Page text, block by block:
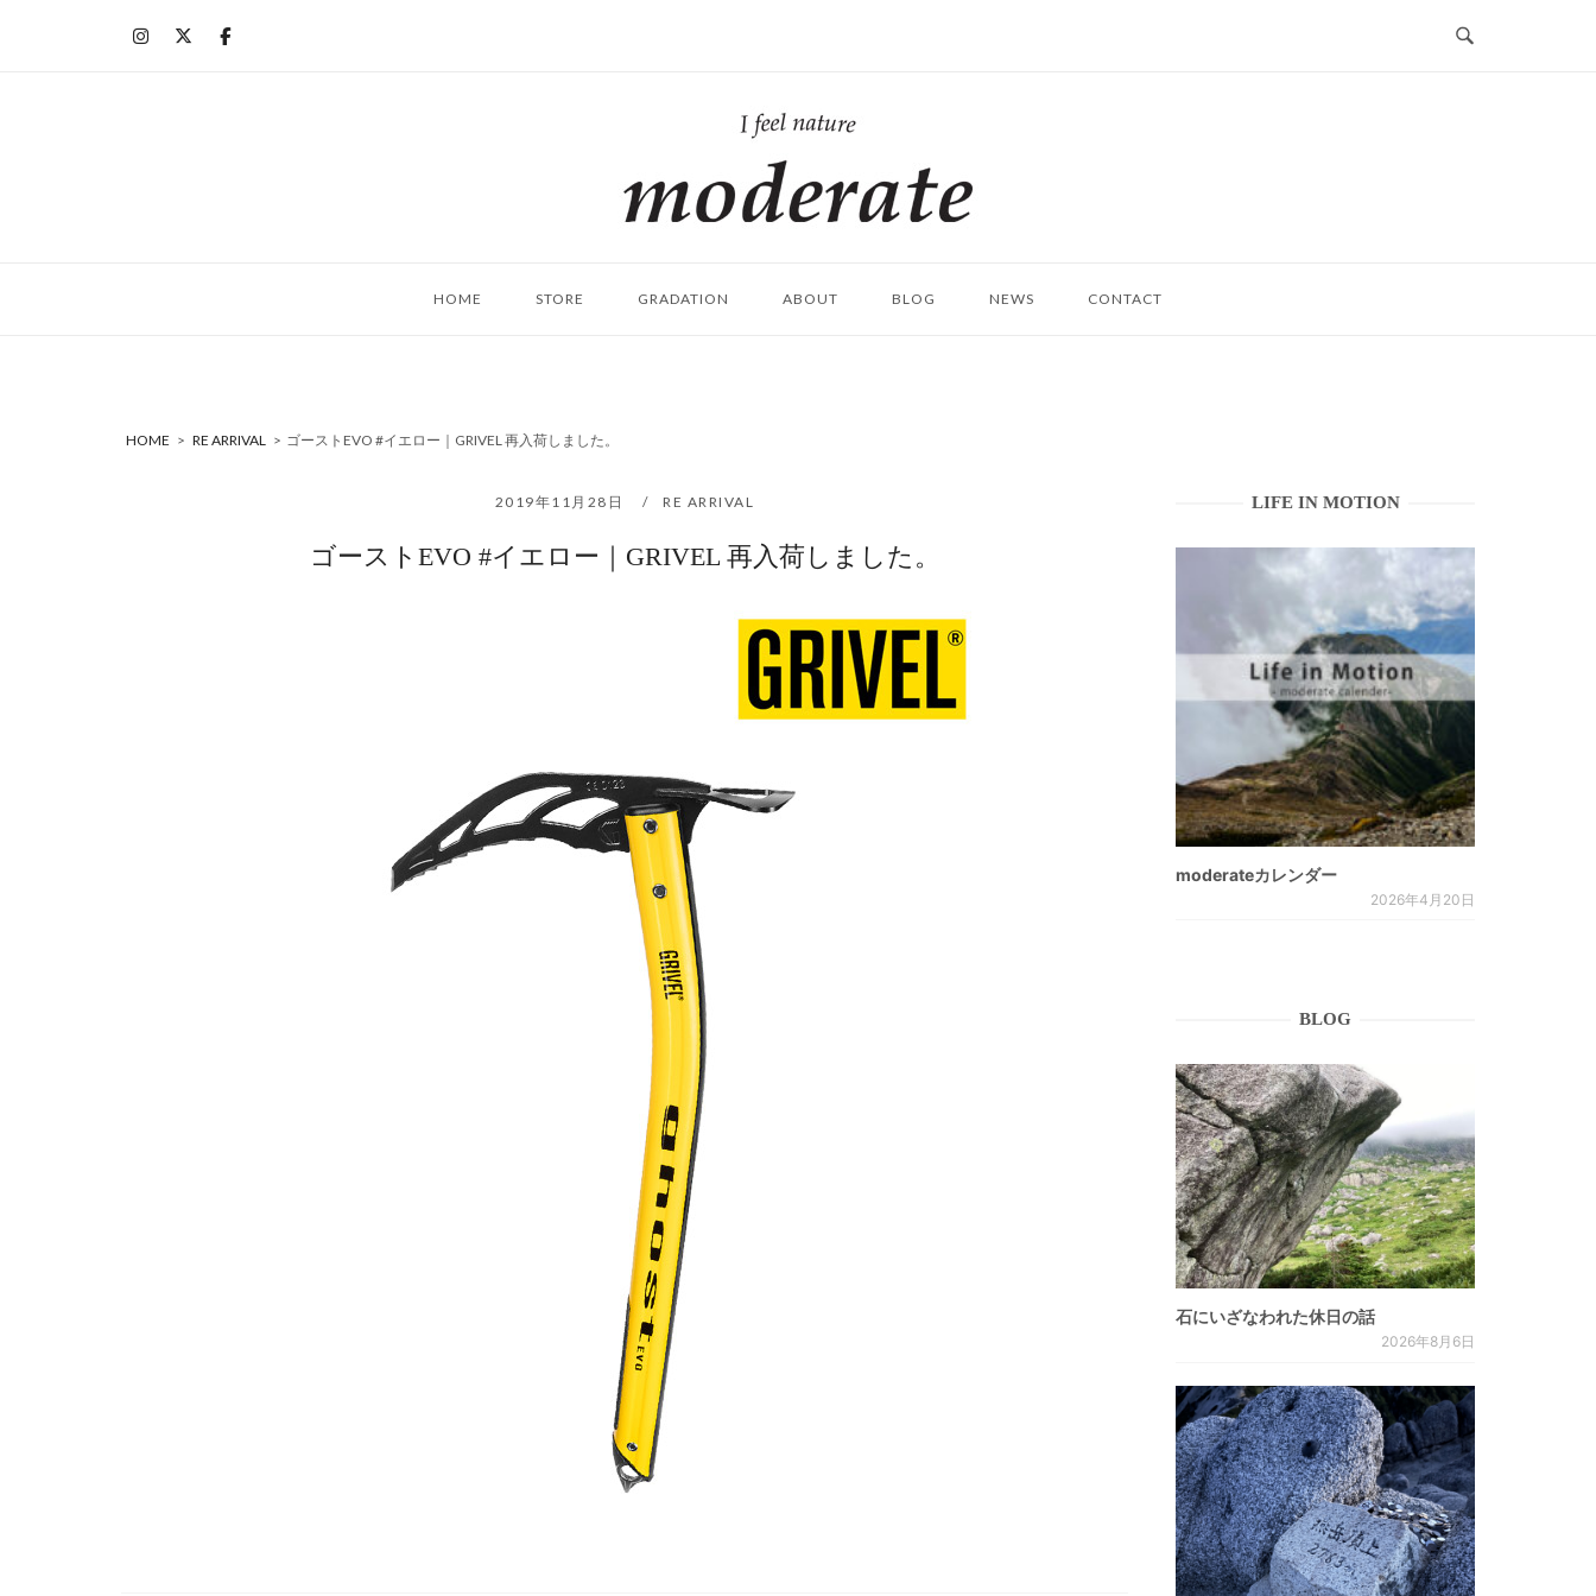
ム
HOME STORE GRADATION ABOUT BLOG NEWS CONTACT
HOME > RE ARRIVAL > ゴーストEVO #イエロー｜GRIVEL 再入荷しました。
2019年11月28日 RE ARRIVAL
ゴーストEVO #イエロー｜GRIVEL 再入荷しました。
LIFE IN MOTION
moderateカレンダー
2026年4月20日
BLOG
石にいざなわれた休日の話
2026年8月6日